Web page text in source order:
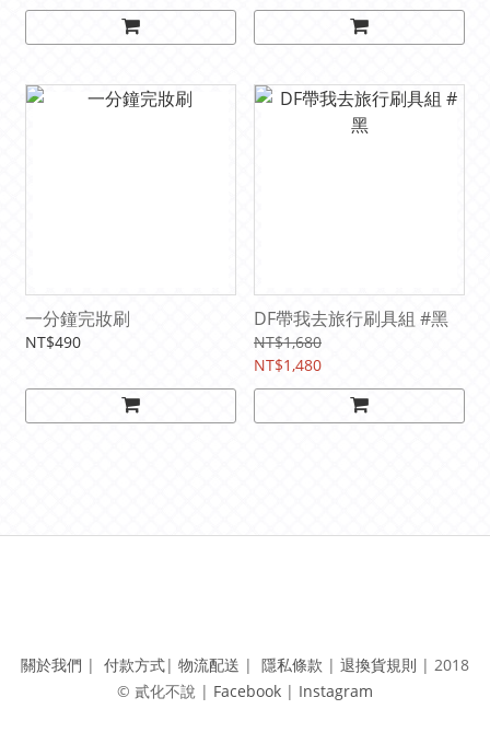
一分鐘完妝刷
NT$490
DF帶我去旅行刷具組 #黑
NT$1,680
NT$1,480
關於我們 | 付款方式| 物流配送 | 隱私條款 | 退換貨規則 | 2018
© 貳化不說 | ​ Facebook | Instagram